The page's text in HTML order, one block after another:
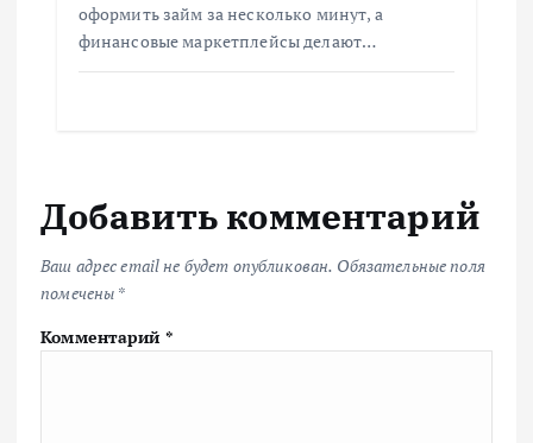
оформить займ за несколько минут, а
финансовые маркетплейсы делают…
Добавить комментарий
Ваш адрес email не будет опубликован. Обязательные поля
помечены *
Комментарий *